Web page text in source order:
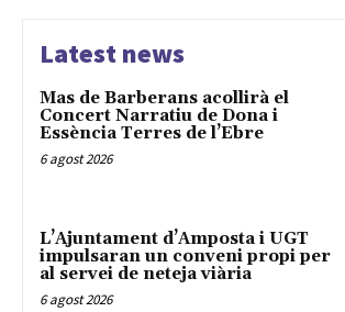
Latest news
Mas de Barberans acollirà el
Concert Narratiu de Dona i
Essència Terres de l’Ebre
6 agost 2026
L’Ajuntament d’Amposta i UGT
impulsaran un conveni propi per
al servei de neteja viària
6 agost 2026